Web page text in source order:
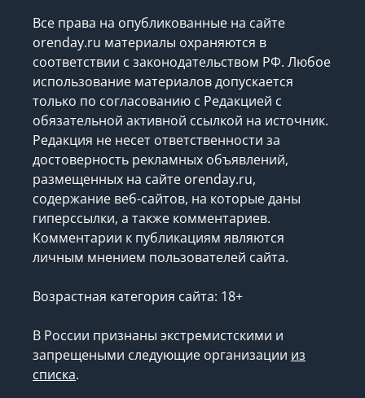
Все права на опубликованные на сайте
orenday.ru материалы охраняются в
соответствии с законодательством РФ. Любое
использование материалов допускается
только по согласованию с Редакцией с
обязательной активной ссылкой на источник.
Редакция не несет ответственности за
достоверность рекламных объявлений,
размещенных на сайте orenday.ru,
содержание веб-сайтов, на которые даны
гиперссылки, а также комментариев.
Комментарии к публикациям являются
личным мнением пользователей сайта.
Возрастная категория сайта: 18+
В России признаны экстремистскими и
запрещеными следующие организации из
списка.